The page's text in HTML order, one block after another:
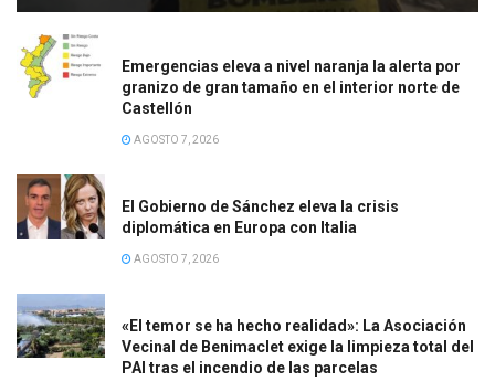
Emergencias eleva a nivel naranja la alerta por
granizo de gran tamaño en el interior norte de
Castellón
AGOSTO 7, 2026
El Gobierno de Sánchez eleva la crisis
diplomática en Europa con Italia
AGOSTO 7, 2026
«El temor se ha hecho realidad»: La Asociación
Vecinal de Benimaclet exige la limpieza total del
PAI tras el incendio de las parcelas